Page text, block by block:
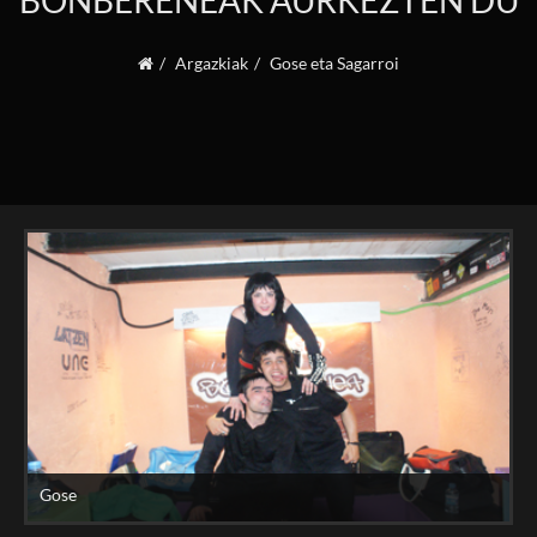
Argazkiak Gose eta Sagarroi
Gose